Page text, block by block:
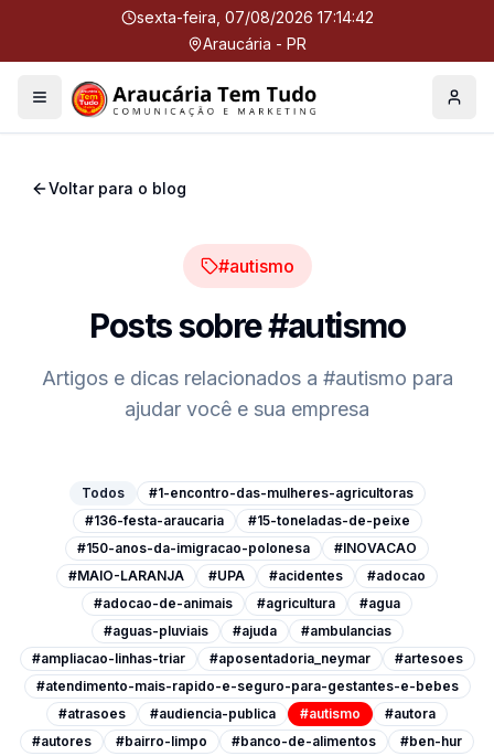
sexta-feira, 07/08/2026 17:14:42
Araucária - PR
Menu Perfil
Voltar para o blog
#autismo
Posts sobre#autismo
Artigos e dicas relacionados a #autismo para
ajudar você e sua empresa
Todos
#1-encontro-das-mulheres-agricultoras
#136-festa-araucaria
#15-toneladas-de-peixe
#150-anos-da-imigracao-polonesa
#INOVACAO
#MAIO-LARANJA
#UPA #acidentes
#adocao
#adocao-de-animais
#agricultura
#agua
#aguas-pluviais
#ajuda
#ambulancias
#ampliacao-linhas-triar
#aposentadoria_neymar
#artesoes
#atendimento-mais-rapido-e-seguro-para-gestantes-e-bebes
#atrasoes
#audiencia-publica #autismo
#autora
#autores
#bairro-limpo #banco-de-alimentos
#ben-hur